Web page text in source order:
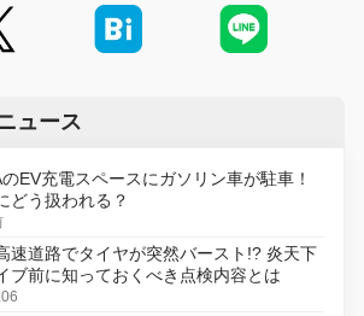
ュース
EV充電スペースにガソリン車が駐車！
どう扱われる？
速道路でタイヤが突然バースト!? 炎天下
ブ前に知っておくべき点検内容とは